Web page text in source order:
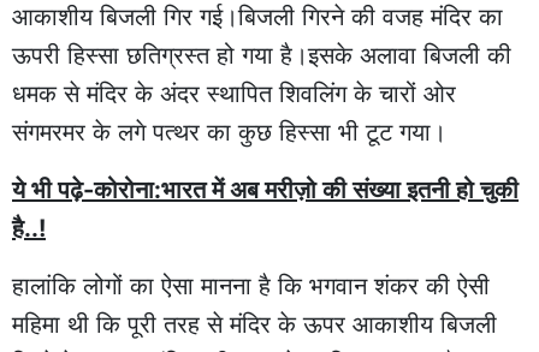
आकाशीय बिजली गिर गई।बिजली गिरने की वजह मंदिर का
ऊपरी हिस्सा छतिग्रस्त हो गया है।इसके अलावा बिजली की
धमक से मंदिर के अंदर स्थापित शिवलिंग के चारों ओर
संगमरमर के लगे पत्थर का कुछ हिस्सा भी टूट गया।
ये भी पढ़े-कोरोना:भारत में अब मरीज़ो की संख्या इतनी हो चुकी
है..!
हालांकि लोगों का ऐसा मानना है कि भगवान शंकर की ऐसी
महिमा थी कि पूरी तरह से मंदिर के ऊपर आकाशीय बिजली